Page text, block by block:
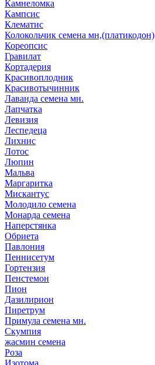
Камнеломка
Кампсис
Клематис
Колокольчик семена мн,(платикодон)
Кореопсис
Гравилат
Кортадерия
Красивоплодник
Красивотычинник
Лаванда семена мн.
Лапчатка
Левизия
Леспедеца
Лихнис
Лотос
Люпин
Мальва
Маргаритка
Мискантус
Молодило семена
Монарда семена
Наперстянка
Обриета
Павлония
Пеннисетум
Гортензия
Пенстемон
Пион
Дазилирион
Пиретрум
Примула семена мн.
Скумпия
жасмин семена
Роза
Изотома